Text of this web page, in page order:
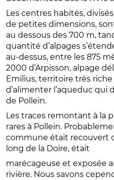
Les centres habités,
de petites dimensions,
au dessous des 700 m,
quantité d’alpages
au-dessus, entre les 875
2000 d’Arpisson, alpage
Emilius, territoire très
d’alimenter l’aqueduc
de Pollein.
Les traces remontant à la
rares à Pollein.
commune était recouvert
long de la Doire, était
marécageuse et exposée
rivière. Nous savons